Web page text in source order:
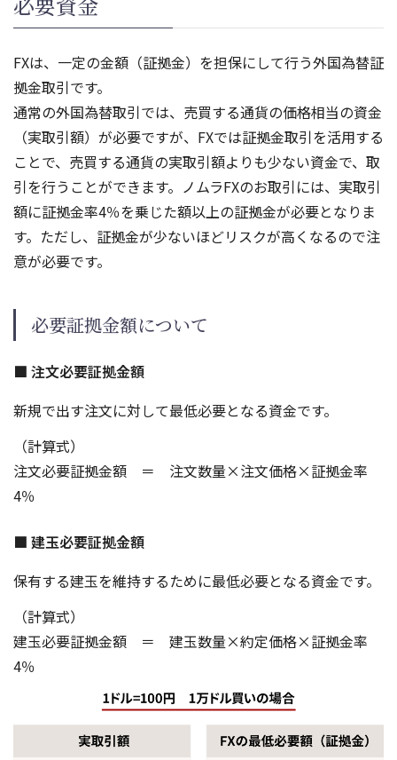
FXは、一定の金額（証拠金）を担保にして行う外国為替証
拠金取引です。
通常の外国為替取引では、売買する通貨の価格相当の資金
（実取引額）が必要ですが、FXでは証拠金取引を活用する
ことで、売買する通貨の実取引額よりも少ない資金で、取
引を行うことができます。ノムラFXのお取引には、実取引
額に証拠金率4％を乗じた額以上の証拠金が必要となりま
す。ただし、証拠金が少ないほどリスクが高くなるので注
意が必要です。
必要証拠金額について
■ 注文必要証拠金額
新規で出す注文に対して最低必要となる資金です。
（計算式）
注文必要証拠金額 ＝ 注文数量×注文価格×証拠金率
4％
■ 建玉必要証拠金額
保有する建玉を維持するために最低必要となる資金です。
（計算式）
建玉必要証拠金額 ＝ 建玉数量×約定価格×証拠金率
4％